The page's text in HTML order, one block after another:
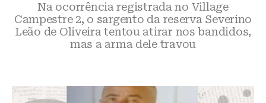
Na ocorrência registrada no Village
Campestre 2, o sargento da reserva Severino
Leão de Oliveira tentou atirar nos bandidos,
mas a arma dele travou